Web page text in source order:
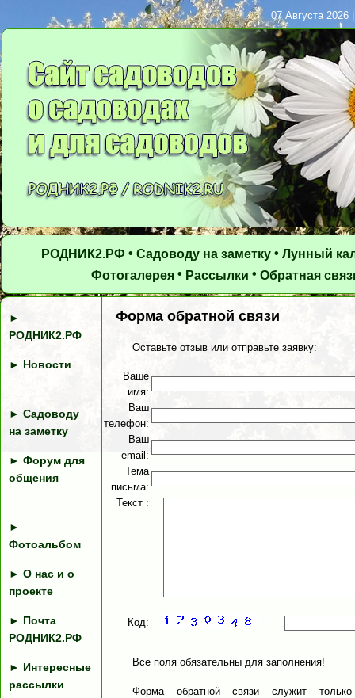
07 Августа 2026
РОДНИК2.РФ • Садоводу на заметку• Лунный
Фотогалерея • Рассылки • Обратная
►
РОДНИК2.РФ
► Новости
► Садоводу
на заметку
► Форум для
общения
►
Фотоальбом
► О нас и о
проекте
► Почта
РОДНИК2.РФ
► Интересные
рассылки
Форма обратной связи
Оставьте отзыв или отправьте заявку:
Ваше
имя:
Ваш
телефон:
Ваш
email:
Тема
письма:
Текст :
Код:
Все поля обязательны для заполнения!
Форма обратной связи служит